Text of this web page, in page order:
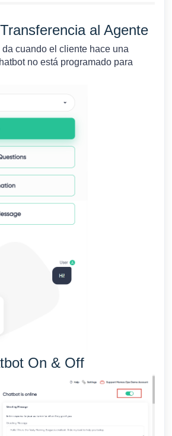
al Agente
cuando el cliente hace una
no está programado para
On & Off